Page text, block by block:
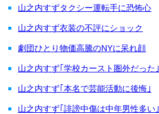
山之内すずタクシー運転手に恐怖心
山之内すず衣装の不評にショック
劇団ひとり物価高騰のNYに呆れ顔
山之内すず｢学校カースト圏外だった｣
山之内すず｢本名で芸能活動に後悔｣
山之内すず｢誹謗中傷は中年男性多い｣